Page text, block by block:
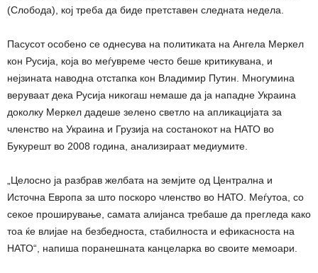
(Слобода), кој треба да биде претставен следната недела.
Пасусот особено се однесува на политиката на Ангела Меркел
кон Русија, која во меѓувреме често беше критикувана, и
нејзината наводна отстапка кон Владимир Путин. Многумина
веруваат дека Русија никогаш немаше да ја нападне Украина
доколку Меркел дадеше зелено светло на апликацијата за
членство на Украина и Грузија на состанокот на НАТО во
Букурешт во 2008 година, анализираат медиумите.
„Целосно ја разбрав желбата на земјите од Централна и
Источна Европа за што поскоро членство во НАТО. Меѓутоа, со
секое проширување, самата алијанса требаше да прегледа како
тоа ќе влијае на безбедноста, стабилноста и ефикасноста на
НАТО“, напиша поранешната канцеларка во своите мемоари.